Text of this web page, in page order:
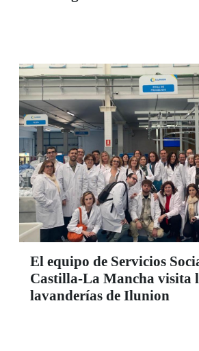
El equipo de Servicios
Castilla-La Mancha visita
lavanderías de Ilunion